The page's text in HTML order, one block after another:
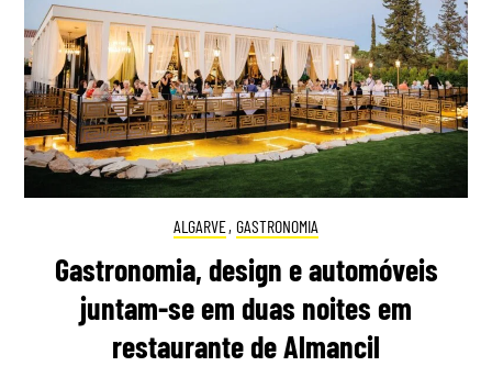
ALGARVE, GASTRONOMIA
Gastronomia, design e automóveis
juntam-se em duas noites em
restaurante de Almancil